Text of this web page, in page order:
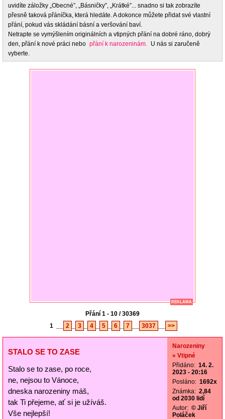
uvidíte záložky „Obecné”, „Básničky”, „Krátké”... snadno si tak zobrazíte
přesně taková přáníčka, která hledáte. A dokonce můžete přidat své vlastní
přání, pokud vás skládání básní a veršování baví.
Netrapte se vymýšlením originálních a vtipných přání na dobré ráno, dobrý
den, přání k nové práci nebo přání k narozeninám. U nás si zaručeně
vyberte.
REKLAMA
Přání 1 - 10 / 30369
1
2 3 4 5 6 7 3037 >>
STALO SE TO ZASE
Stalo se to zase, po roce,
ne, nejsou to Vánoce,
dneska narozeniny máš,
tak Ti přejeme, ať si je užíváš.
Vše nejlepší!
Narozeniny
» Vtipné
Přidáno: 14. 2.
2023 - 20:16
Posláno: 1692x
Známka: 2,84
od 2030 lidí
Autor: © Jiří
Poláček